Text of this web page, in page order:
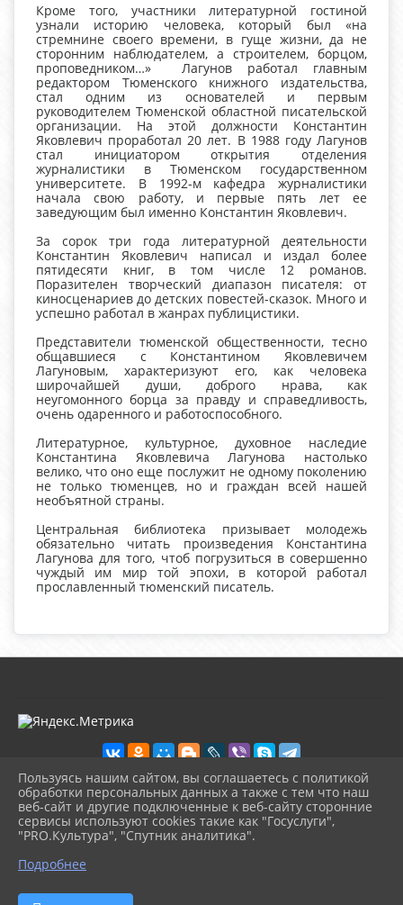
Кроме того, участники литературной гостиной
узнали историю человека, который был «на
стремнине своего времени, в гуще жизни, да не
сторонним наблюдателем, а строителем, борцом,
проповедником…» Лагунов работал главным
редактором Тюменского книжного издательства,
стал одним из основателей и первым
руководителем Тюменской областной писательской
организации. На этой должности Константин
Яковлевич проработал 20 лет. В 1988 году Лагунов
стал инициатором открытия отделения
журналистики в Тюменском государственном
университете. В 1992-м кафедра журналистики
начала свою работу, и первые пять лет ее
заведующим был именно Константин Яковлевич.
За сорок три года литературной деятельности
Константин Яковлевич написал и издал более
пятидесяти книг, в том числе 12 романов.
Поразителен творческий диапазон писателя: от
киносценариев до детских повестей-сказок. Много и
успешно работал в жанрах публицистики.
Представители тюменской общественности, тесно
общавшиеся с Константином Яковлевичем
Лагуновым, характеризуют его, как человека
широчайшей души, доброго нрава, как
неугомонного борца за правду и справедливость,
очень одаренного и работоспособного.
Литературное, культурное, духовное наследие
Константина Яковлевича Лагунова настолько
велико, что оно еще послужит не одному поколению
не только тюменцев, но и граждан всей нашей
необъятной страны.
Центральная библиотека призывает молодежь
обязательно читать произведения Константина
Лагунова для того, чтоб погрузиться в совершенно
чуждый им мир той эпохи, в которой работал
прославленный тюменский писатель.
2026 г. kultura-uvat.ru
Вход
Карта сайта
Политика обработки персональных данных
Сделано на KubCMS
Пользуясь нашим сайтом, вы соглашаетесь с политикой
обработки персональных данных а также с тем что наш
веб-сайт и другие подключенные к веб-сайту сторонние
сервисы используют cookies такие как "Госуслуги",
"PRO.Культура", "Спутник аналитика".
Подробнее